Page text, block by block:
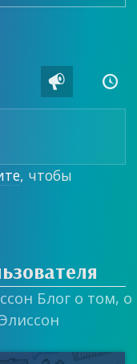
 
, чтобы
Блог о том, о